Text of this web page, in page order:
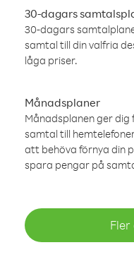
30-dagars
30-dagars
samtal till din valfria
låga priser.
Månadsplaner
Månadsplanen ger
samtal till
att behöva förnya din
spara pengar på